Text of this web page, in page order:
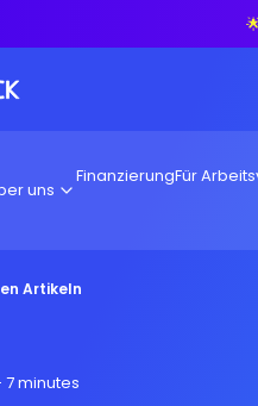
uns
FinanzierungFür
Artikeln
7 minutes